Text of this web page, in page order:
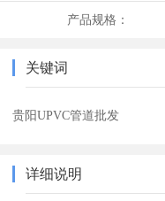
产品规格：
关键词
贵阳UPVC管道批发
详细说明